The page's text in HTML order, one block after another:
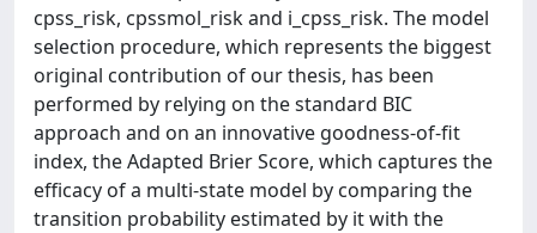
cpss_risk, cpssmol_risk and i_cpss_risk. The model
selection procedure, which represents the biggest
original contribution of our thesis, has been
performed by relying on the standard BIC
approach and on an innovative goodness-of-fit
index, the Adapted Brier Score, which captures the
efficacy of a multi-state model by comparing the
transition probability estimated by it with the